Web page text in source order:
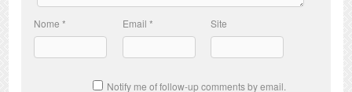
Nome* Email * Site
Notify me of follow-up comments by email.